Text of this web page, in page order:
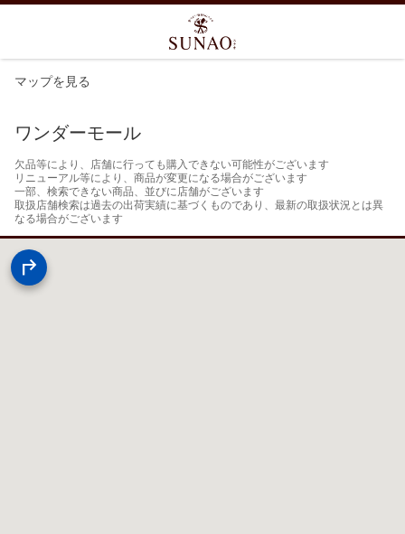
マップを見る
ワンダーモール
欠品等により、店舗に行っても購入できない可能性がございます
リニューアル等により、商品が変更になる場合がございます
一部、検索できない商品、並びに店舗がございます
取扱店舗検索は過去の出荷実績に基づくものであり、最新の取扱状況とは異
なる場合がございます